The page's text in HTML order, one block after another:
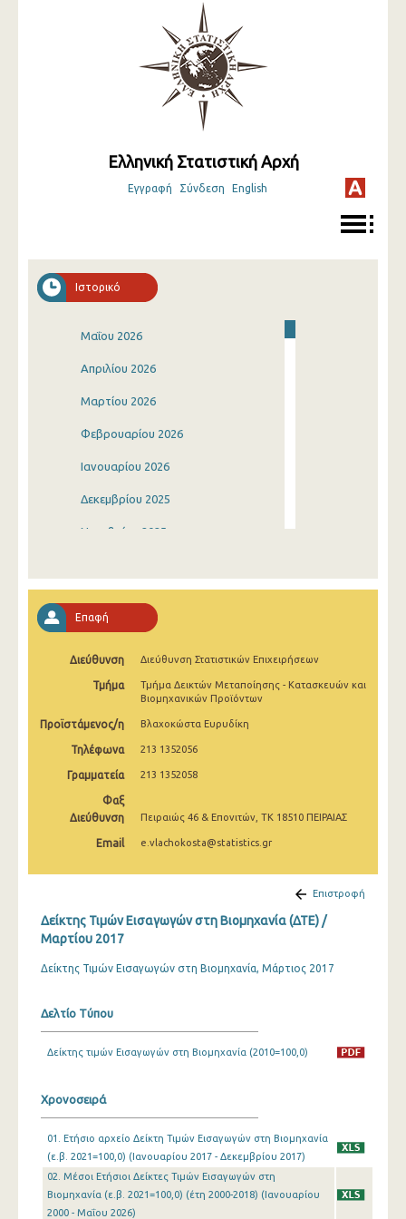
Ελληνική Στατιστική Αρχή
Εγγραφή Σύνδεση English
Ιστορικό
Μαΐου 2026
Απριλίου 2026
Μαρτίου 2026
Φεβρουαρίου 2026
Ιανουαρίου 2026
Δεκεμβρίου 2025
Νοεμβρίου 2025
Αυγούστου 2025
Ιουλίου 2025
Ιουνίου 2025
Μαΐου 2025
Μαρτίου 2025
Φεβρουαρίου 2025
Νοεμβρίου 2024
Αυγούστου 2024
Ιουλίου 2024
Μαΐου 2024
Απριλίου 2024
Μαρτίου 2024
Επαφή
Διεύθυνση Διεύθυνση Στατιστικών Επιχειρήσεων
Τμήμα
Τμήμα Δεικτών Μεταποίησης - Κατασκευών και
Βιομηχανικών Προϊόντων
Προϊστάμενος/η Βλαχοκώστα Ευρυδίκη
Τηλέφωνα 213 1352056
Γραμματεία 213 1352058
Φαξ
Διεύθυνση
Πειραιώς 46 & Επονιτών, ΤΚ 18510 ΠΕΙΡΑΙΑΣ
Email e.vlachokosta@statistics.gr
Επιστροφή
Δείκτης Τιμών Εισαγωγών στη Βιομηχανία (ΔΤΕ) /
Μαρτίου 2017
Δείκτης Τιμών Εισαγωγών στη Βιομηχανία, Μάρτιος 2017
Δελτίο Τύπου
Δείκτης τιμών Εισαγωγών στη Βιομηχανία (2010=100,0)
Χρονοσειρά
01. Ετήσιο αρχείο Δείκτη Τιμών Εισαγωγών στη Βιομηχανία
(ε.β. 2021=100,0) (Ιανουαρίου 2017 - Δεκεμβρίου 2017)
02. Μέσοι Ετήσιοι Δείκτες Τιμών Εισαγωγών στη
Βιομηχανία (ε.β. 2021=100,0) (έτη 2000-2018) (Ιανουαρίου
2000 - Μαΐου 2026)